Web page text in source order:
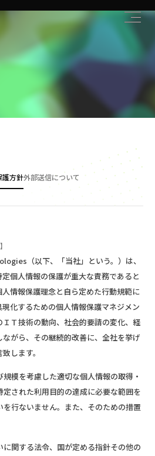
護方針外部送信について
（以下、「当社」という。）は、
個人情報の保護が重大な責務であると
情報保護理念と自ら定めた行動規範に
化するための個人情報保護マネジメン
ＩＴ技術の動向、社会的要請の変化、経
がら、その継続的改善に、全社を挙げ
します。
模を考慮した適切な個人情報の取得・
された利用目的の達成に必要な範囲を
行ないません。また、そのための措置
関する法令、国が定める指針その他の